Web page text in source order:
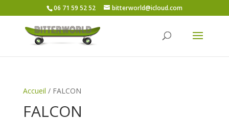
06 71 59 52 52 bitterworld@icloud.com
Accueil / FALCON
FALCON